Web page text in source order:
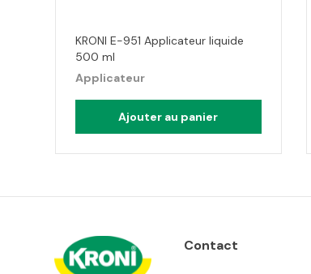
KRONI E-951 Applicateur liquide
500 ml
Applicateur
Ajouter au panier
Contact